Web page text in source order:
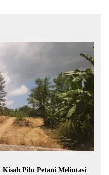
Kisah Pilu Petani Melintasi